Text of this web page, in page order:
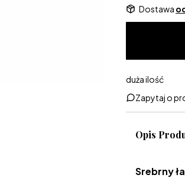
Dostawa
duża ilość
Zapytaj o
Opis
Srebrny